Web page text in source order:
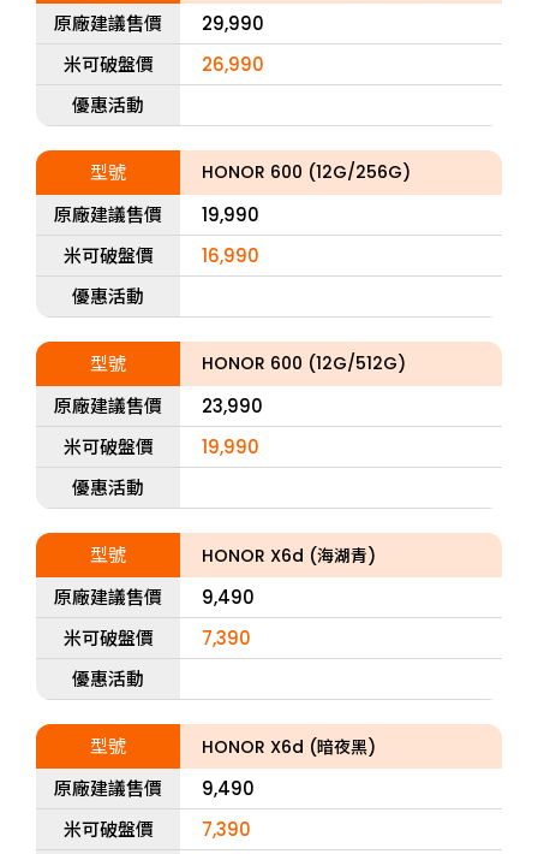
原廠建議售價
29,990
米可破盤價
26,990
優惠活動
型號 HONOR 600 (12G/256G)
原廠建議售價
19,990
米可破盤價
16,990
優惠活動
型號 HONOR 600 (12G/512G)
原廠建議售價
23,990
米可破盤價
19,990
優惠活動
型號 HONOR X6d (海湖青)
原廠建議售價
9,490
米可破盤價
7,390
優惠活動
型號 HONOR X6d (暗夜黑)
原廠建議售價
9,490
米可破盤價
7,390